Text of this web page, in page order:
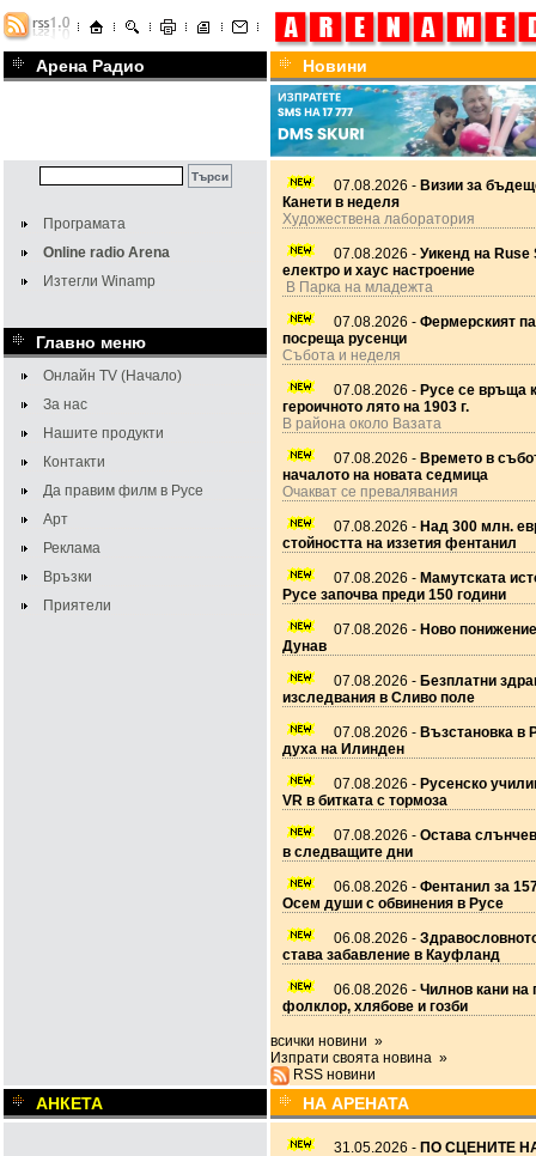
Арена Радио Новини
Програмата
Online radio Arena
Изтегли Winamp
Главно меню
Онлайн TV (Начало)
За нас
Нашите продукти
Контакти
Да правим филм в Русе
Арт
Реклама
Връзки
Приятели
07.08.2026 - Визии за
Канети в неделя
Художествена лаборатория
07.08.2026 - Уикенд на Ruse
електро и хаус настроение
В Парка на младежта
07.08.2026 - Фермерският
посреща русенци
Събота и неделя
07.08.2026 - Русе се връща
героичното лято на 1903 г.
В района около Вазата
07.08.2026 - Времето в
началото на новата седмица
Очакват се превалявания
07.08.2026 - Над 300 млн.
стойността на иззетия фентанил
07.08.2026 - Мамутската
Русе започва преди 150 години
07.08.2026 - Ново
Дунав
07.08.2026 - Безплатни
изследвания в Сливо поле
07.08.2026 - Възстановка в
духа на Илинден
07.08.2026 - Русенско
VR в битката с тормоза
07.08.2026 - Остава
в следващите дни
06.08.2026 - Фентанил за
Осем души с обвинения в Русе
06.08.2026 -
става забавление в Кауфланд
06.08.2026 - Чилнов кани на
фолклор, хлябове и гозби
всички новини »
Изпрати своята новина »
RSS новини
АНКЕТА НА АРЕНАТА
31.05.2026 - ПО СЦЕНИТЕ